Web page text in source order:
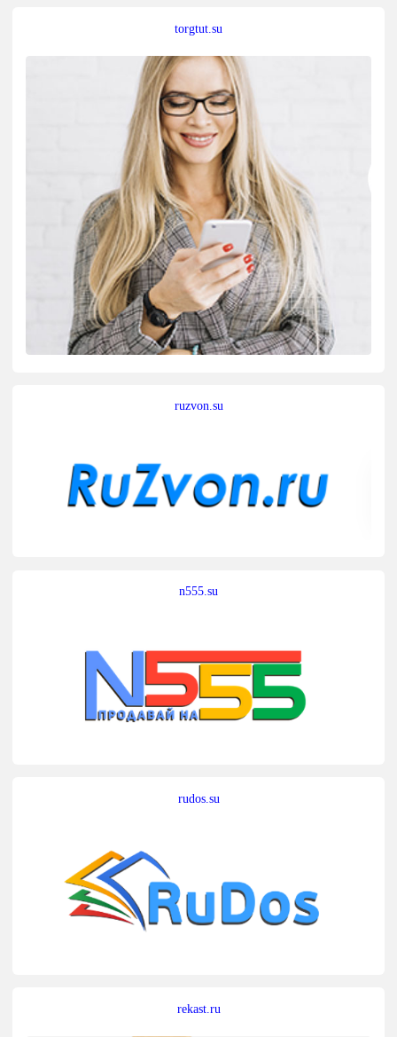
torgtut.su
ruzvon.su
n555.su
rudos.su
rekast.ru